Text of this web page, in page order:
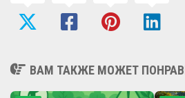
ВАМ ТАКЖЕ МОЖЕТ